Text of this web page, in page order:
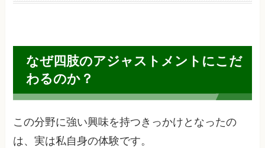
なぜ四肢のアジャストメントにこだ
わるのか？
この分野に強い興味を持つきっかけとなったの
は、実は私自身の体験です。